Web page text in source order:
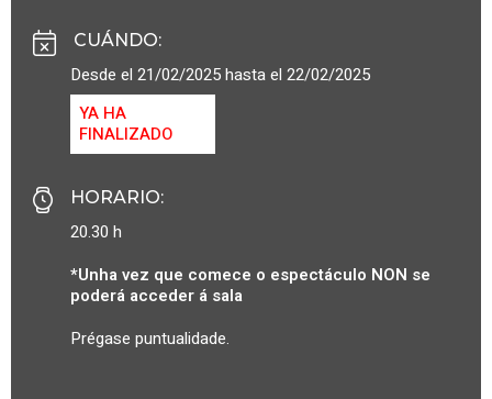
CUÁNDO:
Desde el 21/02/2025 hasta el 22/02/2025
YA HA
FINALIZADO
HORARIO:
20.30 h
*Unha vez que comece o espectáculo NON se
poderá acceder á sala
Prégase puntualidade.